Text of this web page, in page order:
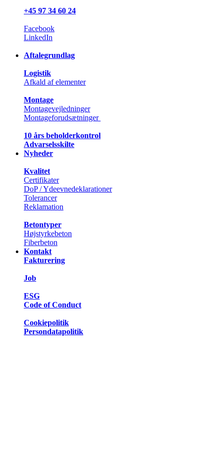
+45 97 34 60 24
Facebook
LinkedIn
Aftalegrundlag
Logistik
Afkald af elementer
Montage
Montagevejledninger
Montageforudsætninger
10 års beholderkontrol
Advarselsskilte
Nyheder
Kvalitet
Certifikater
DoP / Ydeevnedeklarationer
Tolerancer
Reklamation
Betontyper
Højstyrkebeton
Fiberbeton
Kontakt
Fakturering
Job
ESG
Code of Conduct
Cookiepolitik
Persondatapolitik